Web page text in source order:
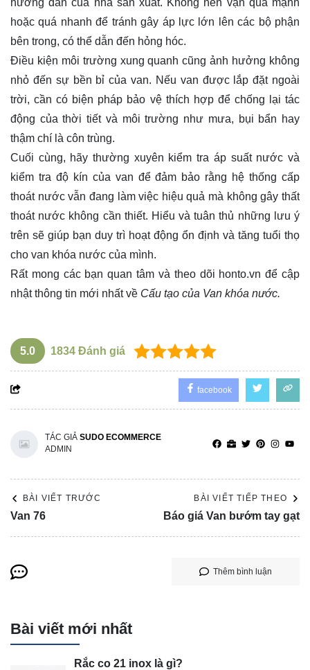
hướng dẫn của nhà sản xuất. Không nên vặn quá mạnh
hoặc quá nhanh để tránh gây áp lực lớn lên các bộ phận
bên trong, có thể dẫn đến hỏng hóc.
Điều kiện môi trường xung quanh cũng ảnh hưởng không
nhỏ đến sự bền bỉ của van. Nếu van được lắp đặt ngoài
trời, cần có biện pháp bảo vệ thích hợp để chống lại tác
động của thời tiết và môi trường như mưa, bụi bẩn hay
thậm chí là côn trùng.
Cuối cùng, hãy thường xuyên kiểm tra áp suất nước và
kiểm tra độ kín của van để đảm bảo rằng hệ thống cấp
thoát nước vẫn đang làm việc hiệu quả mà không gây thất
thoát nước không cần thiết. Hiểu và tuân thủ những lưu ý
trên sẽ giúp bạn duy trì hoạt động ổn định và tăng tuổi thọ
cho van khóa nước của mình.
Rất mong các bạn quan tâm và theo dõi honto.vn để cập
nhật thông tin mới nhất về Cấu tạo của Van khóa nước.
5.0 1834 Đánh giá
facebook
TÁC GIẢ SUDO ECOMMERCE
ADMIN
BÀI VIẾT TRƯỚC
Van 76
BÀI VIẾT TIẾP THEO
Báo giá Van bướm tay gạt
Thêm bình luận
Bài viết mới nhất
Rắc co 21 inox là gì?